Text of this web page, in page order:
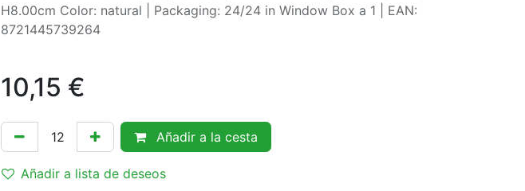
H8.00cm Color: natural | Packaging: 24/24 in Window Box a 1 | EAN:
8721445739264
10,15 €
Añadir a la cesta
Añadir a lista de deseos